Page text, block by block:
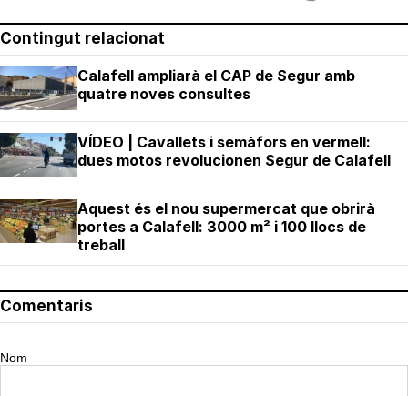
Contingut relacionat
Calafell ampliarà el CAP de Segur amb
quatre noves consultes
VÍDEO | Cavallets i semàfors en vermell:
dues motos revolucionen Segur de Calafell
Aquest és el nou supermercat que obrirà
portes a Calafell: 3000 m² i 100 llocs de
treball
Comentaris
Nom